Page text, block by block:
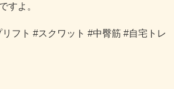
すよ。
フト #スクワット #中臀筋 #自宅トレ